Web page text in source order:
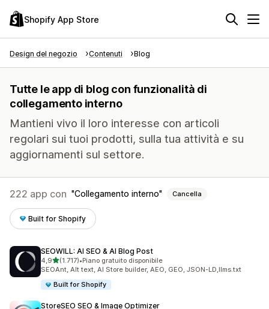
Shopify App Store
Design del negozio Contenuti Blog
Tutte le app di blog con funzionalità di
collegamento interno
Mantieni vivo il loro interesse con articoli
regolari sui tuoi prodotti, sulla tua attività e su
aggiornamenti sul settore.
222 app con Collegamento interno Cancella
Built for Shopify
SEOWILL: AI SEO & AI Blog Post
4,9stelle su 5
(1.717)
1717 recensioni totali
•Piano gratuito disponibile
SEOAnt, Alt text, AI Store builder, AEO, GEO, JSON-LD,llms.txt
Built for Shopify
StoreSEO SEO & Image Optimizer